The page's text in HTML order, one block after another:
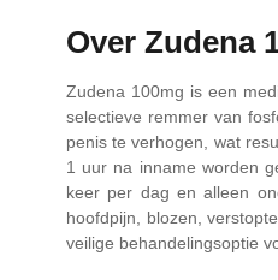
Over Zudena
Zudena 100mg is een
selectieve remmer van
penis te verhogen, wat
1 uur na inname worden
keer per dag en alleen
hoofdpijn, blozen,
veilige behandelingsoptie